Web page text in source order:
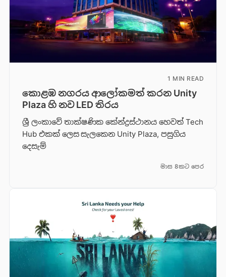
1 MIN READ
කොළඹ නගරය ආලෝකමත් කරන Unity
Plaza හි නව LED තිරය
ශ්‍රී ලංකාවේ තාක්ෂණික කේන්ද්‍රස්ථානය හෙවත් Tech
Hub එකක් ලෙස සැලකෙන Unity Plaza, පසුගිය
දෙසැම්
මාස 8කට පෙර